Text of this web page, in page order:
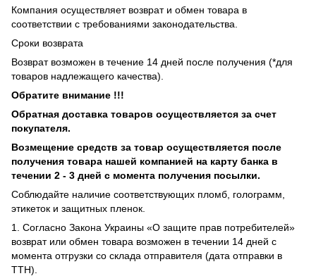
Компания осуществляет возврат и обмен товара в
соответствии с требованиями законодательства.
Сроки возврата
Возврат возможен в течение 14 дней после получения (*для
товаров надлежащего качества).
Обратите внимание !!!
Обратная доставка товаров осуществляется за счет
покупателя.
Возмещение средств за товар осуществляется после
получения товара нашей компанией на карту банка в
течении 2 - 3 дней с момента получения посылки.
Соблюдайте наличие соответствующих пломб, голограмм,
этикеток и защитных пленок.
1. Согласно Закона Украины «О защите прав потребителей»
возврат или обмен товара возможен в течении 14 дней с
момента отгрузки со склада отправителя (дата отправки в
ТТН).